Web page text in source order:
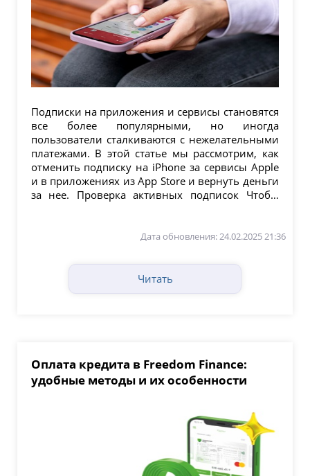
Подписки на приложения и сервисы становятся
все более популярными, но иногда
пользователи сталкиваются с нежелательными
платежами. В этой статье мы рассмотрим, как
отменить подписку на iPhone за сервисы Apple
и в приложениях из App Store и вернуть деньги
за нее. Проверка активных подписок Чтобы
Дата обновления: 24.02.2025 21:36
Читать
Оплата кредита в Freedom Finance:
удобные методы и их особенности